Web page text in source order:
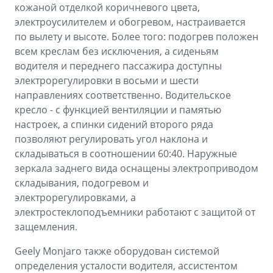
кожаной отделкой коричневого цвета,
электроусилителем и обогревом, настраивается
по вылету и высоте. Более того: подогрев положен
всем креслам без исключения, а сиденьям
водителя и переднего пассажира доступны
электрорегулировки в восьми и шести
направлениях соответственно. Водительское
кресло - с функцией вентиляции и памятью
настроек, а спинки сидений второго ряда
позволяют регулировать угол наклона и
складываться в соотношении 60:40. Наружные
зеркала заднего вида оснащены электроприводом
складывания, подогревом и
электрорегулировками, а
электростеклоподъемники работают с защитой от
защемления.
Geely Monjaro также оборудован системой
определения усталости водителя, ассистентом